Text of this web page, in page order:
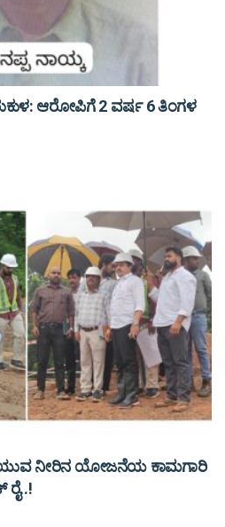
ಆರೋಪಿಗೆ 2 ವರ್ಷ 6 ತಿಂಗಳ
ನೀರಿನ ಯೋಜನೆಯ ಕಾಮಗಾರಿ